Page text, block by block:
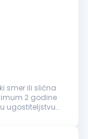
smer ili slična
2 godine
ugostiteljstvu